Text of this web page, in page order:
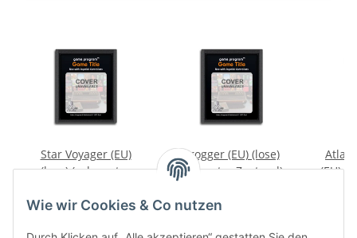
Wie wir Cookies & Co nutzen
Star Voyager (EU)
(lose) (sehr guter
Frogger (EU) (lose)
(sehr guter Zustand) -
(EU)